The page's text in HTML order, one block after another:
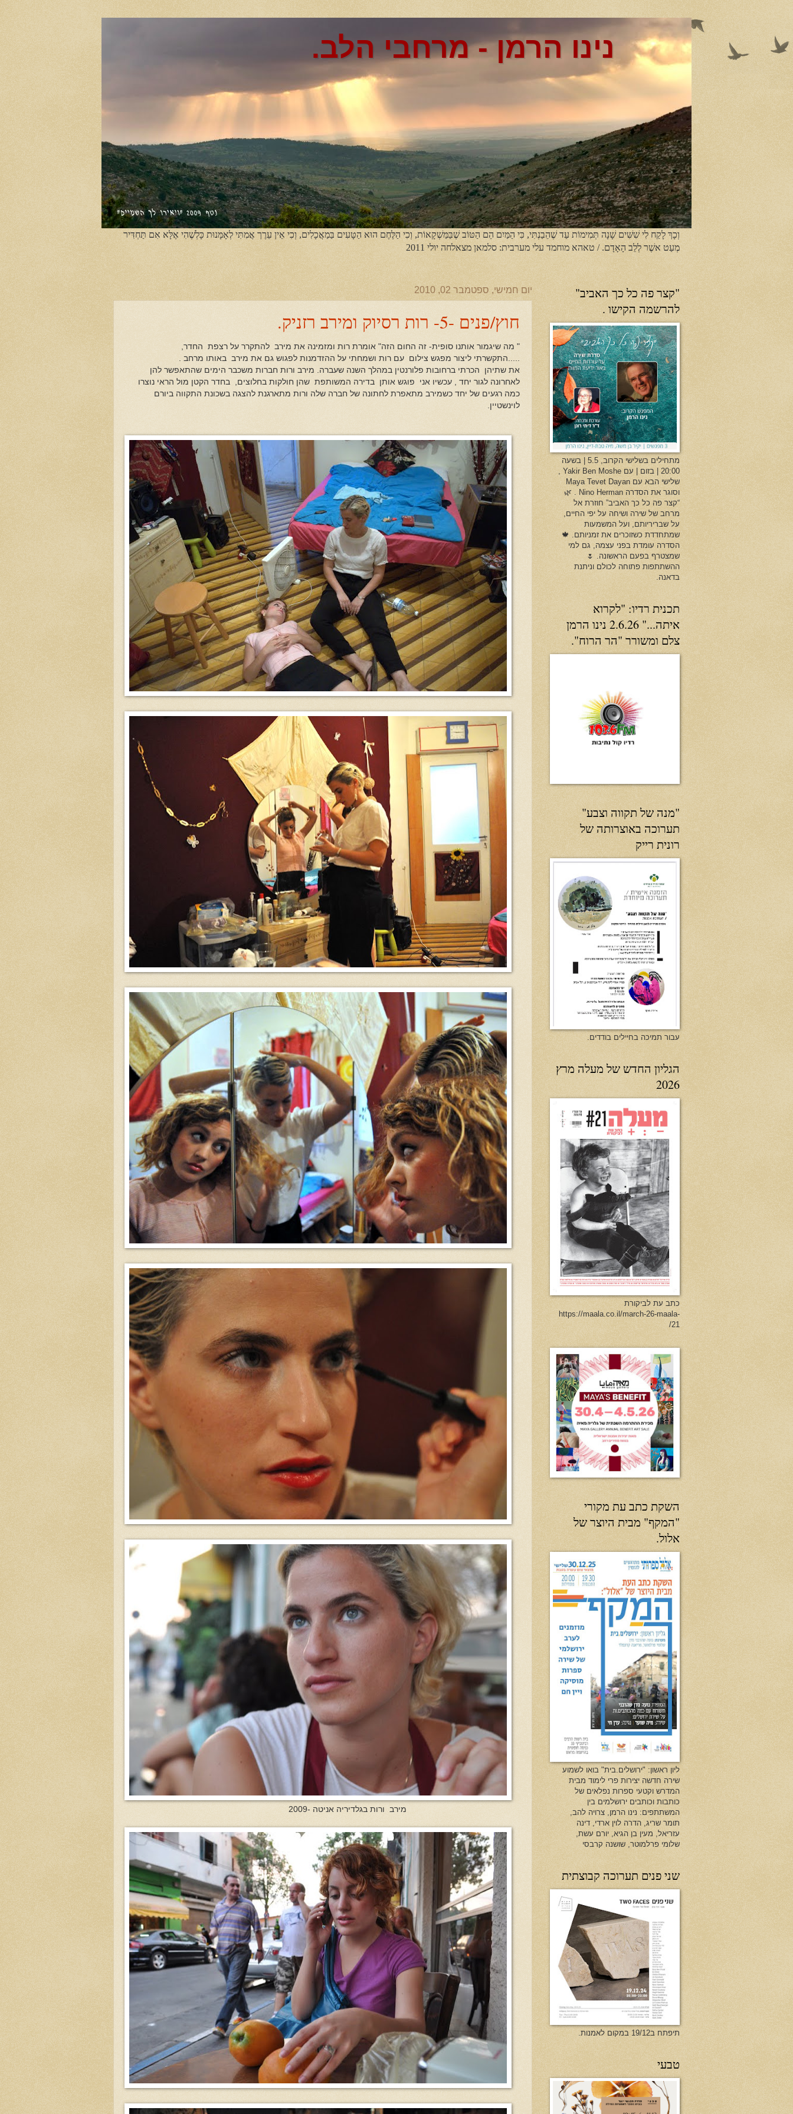
נינו הרמן - מרחבי הלב.
וְכָךְ לָקַח לִי שִׁשִּׁים שָׁנָה תְּמִימוֹת עַד שֶׁהֵבַנְתִּי, כִּי הַמַּיִם הֵם הַטּוֹב שֶׁבַּמַּשְׁקָאוֹת, וְכִי הַלֶּחֶם הוּא הַטָּעִים בַּמַאֲכָלִים, וְכִי אֵין עֵרֶך אֲמִתִּי לְאָמָּנוּת כָּלְשֶׁהִי אֶלָּא אִם תַּחְדִּיר
מְעַט אשֶׁר לְלֵב הָאָדָם. / טאהא מוחמד עלי מערבית: סלמאן מצאלחה יולי 2011
יום חמישי, ספטמבר 02, 2010
חוץ/פנים -5- רות רסיוק ומירב רזניק.
" מה שיגמור אותנו סופית- זה החום הזה" אומרת רות ומזמינה את מירב להתקרר על רצפת החדר,
.....התקשרתי ליצור מפגש צילום עם רות ושמחתי על ההזדמנות לפגוש גם את מירב באותו מרחב .
את שתיהן הכרתי ברחובות פלורנטין במהלך השנה שעברה. מירב ורות חברות משכבר הימים שהתאפשר להן
לאחרונה לגור יחד , עכשיו אני פוגש אותן בדירה המשותפת שהן חולקות בחלוצים, בחדר הקטן מול הראי נוצרו
כמה רגעים של יחד כשמירב מתאפרת לחתונה של חברה שלה ורות מתארגנת להצגה בשכונת התקווה ביורם
לוינשטיין.
מירב ורות בגלדיריה אניטה -2009
"קצר פה כל כך האביב"
להרשמה הקישו .
מתחילים בשלישי הקרוב, 5.5 | בשעה
20:00 | בזום | עם Yakir Ben Moshe ,
שלישי הבא עם Maya Tevet Dayan
וסוגר את הסדרה Nino Herman . 🌿
“קצר פה כל כך האביב” חוזרת אל
מרחב של שירה ושיחה על יפי החיים,
על שבריריותם, ועל המשמעות
שמתחדדת כשזוכרים את זמניותם. 🍁
הסדרה עומדת בפני עצמה, גם למי
שמצטרף בפעם הראשונה. 🌷
ההשתתפות פתוחה לכולם וניתנת
בדאנה.
תכנית רדיו: "לקרוא
איתה..." 2.6.26 נינו הרמן
צלם ומשורר "הר הרוח".
"מנה של תקווה וצבע"
תערוכה באוצרותה של
רונית רייק
עבור תמיכה בחיילים בודדים.
הגליון החדש של מעלה מרץ
2026
כתב עת לביקורת
https://maala.co.il/march-26-maala-
21/
השקת כתב עת מקורי
"המקף" מבית היוצר של
אלול.
ליון ראשון: "ירושלים.בית" בואו לשמוע
שירה חדשה יצירות פרי לימוד מבית
המדרש וקטעי ספרות נפלאים של
כותבות וכותבים ירושלמים בין
המשתתפים: נינו הרמן, צרויה להב,
תומר שריג, הדרה לוין ארדי, דינה
עזריאל, מעין בן הגיא, יורם עשת,
שלומי פרלמוטר, שושנה קרבסי
שני פנים תערוכה קבוצתית
תיפתח ב19/12 במקום לאמנות.
טבעי